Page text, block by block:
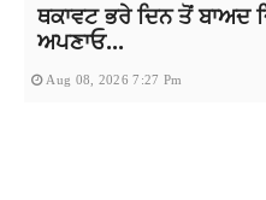
ਥਕਾਵਟ ਭਰੇ ਦਿਨ ਤੋਂ ਬਾਅਦ
ਅਪਣਾਓ...
Aug 08, 2026 7:27 Pm